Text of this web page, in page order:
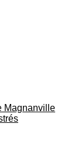
Magnanville